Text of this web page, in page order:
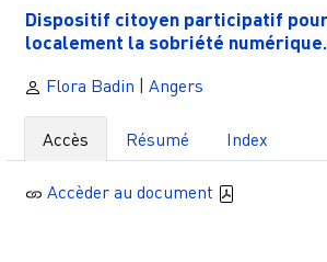
Dispositif citoyen participatif
localement la sobriété
Flora Badin Angers
Accès Résumé Index
Accèder au document